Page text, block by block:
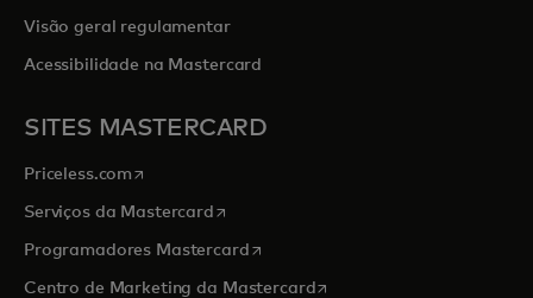
Visão geral regulamentar
Acessibilidade na Mastercard
SITES MASTERCARD
Priceless.com opens in a new tab
Serviços da Mastercardopens in a new tab
Programadores Mastercardopens in a new tab
Centro de Marketing da Mastercardopens in a new tab